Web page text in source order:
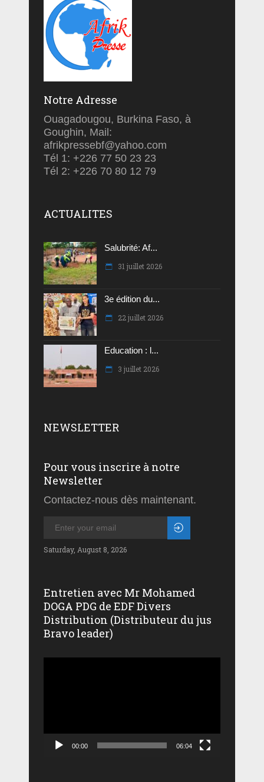
Notre Adresse
Ouagadougou, Burkina Faso, à
Goughin, Mail:
afrikpressebf@yahoo.com
Tél 1: +226 77 50 23 23
Tél 2: +226 70 80 12 79
ACTUALITES
Salubrité: Af...
31 juillet 2026
3e édition du...
22 juillet 2026
Education : l...
3 juillet 2026
NEWSLETTER
Pour vous inscrire à notre
Newsletter
Contactez-nous dès maintenant.
Saturday, August 8, 2026
Entretien avec Mr Mohamed
DOGA PDG de EDF Divers
Distribution (Distributeur du jus
Bravo leader)
00:00 06:04